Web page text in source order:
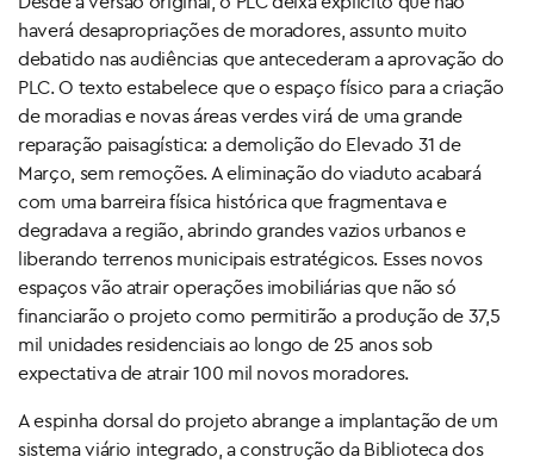
haverá desapropriações de moradores, assunto muito
debatido nas audiências que antecederam a aprovação do
PLC. O texto estabelece que o espaço físico para a criação
de moradias e novas áreas verdes virá de uma grande
reparação paisagística: a demolição do Elevado 31 de
Março, sem remoções. A eliminação do viaduto acabará
com uma barreira física histórica que fragmentava e
degradava a região, abrindo grandes vazios urbanos e
liberando terrenos municipais estratégicos. Esses novos
espaços vão atrair operações imobiliárias que não só
financiarão o projeto como permitirão a produção de 37,5
mil unidades residenciais ao longo de 25 anos sob
expectativa de atrair 100 mil novos moradores.
A espinha dorsal do projeto abrange a implantação de um
sistema viário integrado, a construção da Biblioteca dos